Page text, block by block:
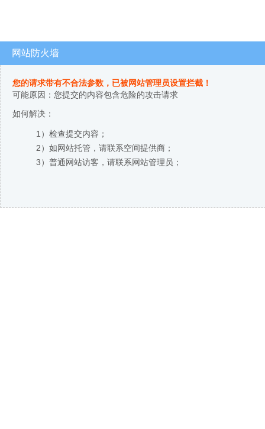
网站防火墙
您的请求带有不合法参数，已被网站管理员设置拦截！
可能原因：您提交的内容包含危险的攻击请求
如何解决：
1）检查提交内容；
2）如网站托管，请联系空间提供商；
3）普通网站访客，请联系网站管理员；